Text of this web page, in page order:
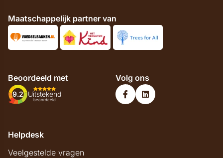
Maatschappelijk partner van
Beoordeeld met
9.2 Uitstekend
beoordeeld
Volg ons
Helpdesk
Veelgestelde vragen